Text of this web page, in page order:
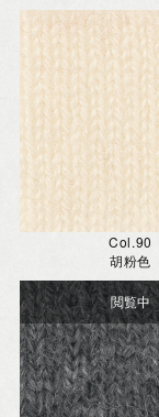
Col.90
胡粉色